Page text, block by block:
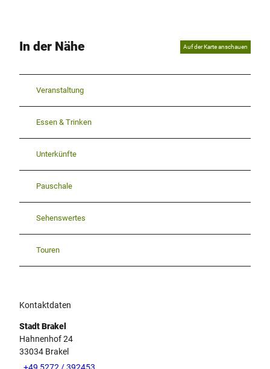
In der Nähe Auf der Karte anschauen
Veranstaltung
Essen & Trinken
Unterkünfte
Pauschale
Sehenswertes
Touren
Kontaktdaten
Stadt Brakel
Hahnenhof 24
33034 Brakel